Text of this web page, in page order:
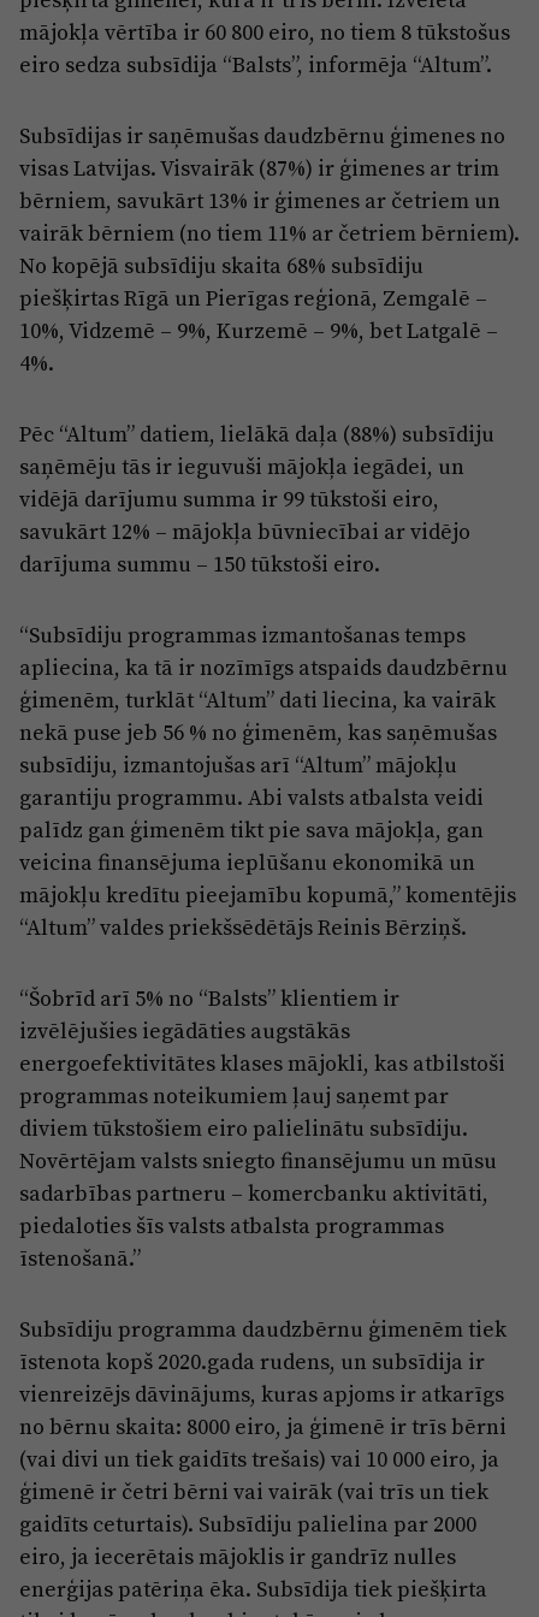
Jūrmala
Par laikrakstu
Ētikas kodekss
Lietošanas noteikumi
Pārredzamības paziņojumi
Sludinājumi
mājokļa vērtība ir 60 800 eiro, no tiem 8 tūkstošus
eiro sedza subsīdija “Balsts”, informēja “Altum”.
Subsīdijas ir saņēmušas daudzbērnu ģimenes no
visas Latvijas. Visvairāk (87%) ir ģimenes ar trim
bērniem, savukārt 13% ir ģimenes ar četriem un
vairāk bērniem (no tiem 11% ar četriem bērniem).
No kopējā subsīdiju skaita 68% subsīdiju
piešķirtas Rīgā un Pierīgas reģionā, Zemgalē –
10%, Vidzemē – 9%, Kurzemē – 9%, bet Latgalē –
4%.
Pēc “Altum” datiem, lielākā daļa (88%) subsīdiju
saņēmēju tās ir ieguvuši mājokļa iegādei, un
vidējā darījumu summa ir 99 tūkstoši eiro,
savukārt 12% – mājokļa būvniecībai ar vidējo
darījuma summu – 150 tūkstoši eiro.
“Subsīdiju programmas izmantošanas temps
apliecina, ka tā ir nozīmīgs atspaids daudzbērnu
ģimenēm, turklāt “Altum” dati liecina, ka vairāk
nekā puse jeb 56 % no ģimenēm, kas saņēmušas
subsīdiju, izmantojušas arī “Altum” mājokļu
garantiju programmu. Abi valsts atbalsta veidi
palīdz gan ģimenēm tikt pie sava mājokļa, gan
veicina finansējuma ieplūšanu ekonomikā un
mājokļu kredītu pieejamību kopumā,” komentējis
“Altum” valdes priekšsēdētājs Reinis Bērziņš.
“Šobrīd arī 5% no “Balsts” klientiem ir
izvēlējušies iegādāties augstākās
energoefektivitātes klases mājokli, kas atbilstoši
programmas noteikumiem ļauj saņemt par
diviem tūkstošiem eiro palielinātu subsīdiju.
Novērtējam valsts sniegto finansējumu un mūsu
sadarbības partneru – komercbanku aktivitāti,
piedaloties šīs valsts atbalsta programmas
īstenošanā.”
Subsīdiju programma daudzbērnu ģimenēm tiek
īstenota kopš 2020.gada rudens, un subsīdija ir
vienreizējs dāvinājums, kuras apjoms ir atkarīgs
no bērnu skaita: 8000 eiro, ja ģimenē ir trīs bērni
(vai divi un tiek gaidīts trešais) vai 10 000 eiro, ja
ģimenē ir četri bērni vai vairāk (vai trīs un tiek
gaidīts ceturtais). Subsīdiju palielina par 2000
eiro, ja iecerētais mājoklis ir gandrīz nulles
enerģijas patēriņa ēka. Subsīdija tiek piešķirta